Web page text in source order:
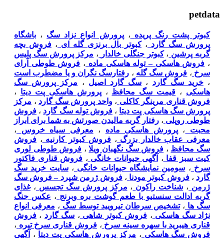
petdata
کبوتر پشت رنگ پریده ،پرورش انواع نزاد سگ ، باشگاه
پرورش سگ گارد ،کبوتر بال برنزی گله ای ، فروش بچه
گربه پرشین ،کبوتر جنگلی خالدار ، مرکز پرورش سگ پلیس
، فروش هاسکی – توله هاسکی ماده ، فروش طوطی آرای
سرخ ، فروش سگ گله ، رفتارسگ نگران و یا مضطرب است
،خرید سگ گارد ، سگ گارد اصیل ، مرکز پرورش سگ
هاسکی ، قیمت سگ محافظ ،پرورش هاسکی پت دیتا ،
فروش قناری مرینگر کاکلی ،واحد پرورش سگ گارد ، مرکز
پرورش سگ هاسکی پت دیتا ،فروش توله سگ گارد ، فروش
طوطی روپلی ،رفتار گربه مالیدن صورتش به شما برای ابراز
محبت
،پرورش هاسکی ماده ، معرفی سیاه خروس
،
معرفی عقاب خالدار بزرگ ، فروش کبوتر کارنیه ، فروش
سگ محافظ ، فروش سگ نگهبان ویلا، فروش طوطی لوری
کیت سبز قفا ، آگهی حیوانات خانگی ، فروش قناری فاکتور
سرخ ، سومین نمایشگاه حیوانات خانگی ،سایت خرید سگ
گارد ،فروش کبوتر مودنا ،فروش ژرمن شپرد – فروش سگ
ژرمن ، شناخت راکون ، مرکز پرورش سگ تجسس ،غذای
گربه ادالت سنستیو با طعم گوشت بره وبرنج ، عکس جنگ
سگ ها ،تشخیص سرطان تیرویید توسط سگ ، معرفی انواع
نژاد سگ هاسکی ، فروش کبوتر شاهی ، سگ گارد ، فروش
قناری هیبرید با سهره سینه سرخ ،فروش قناری سرخ تیره ،
فروش سگ هاسکی ، مرکز پرورش هاسکی پت دیتا ، آگهی